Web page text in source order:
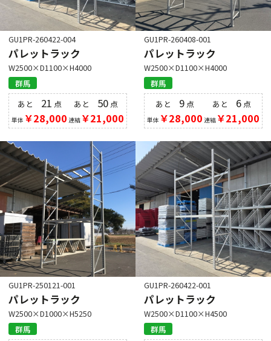
GU1PR-260422-004
パレットラック
W2500×D1100×H4000
群馬
あと 21 点
単体 ￥28,000
あと 50 点
連結￥21,000
GU1PR-260408-001
パレットラック
W2500×D1100×H4000
群馬
あと 9 点
単体 ￥28,000
あと 6点
連結￥21,000
GU1PR-250121-001
パレットラック
W2500×D1000×H5250
群馬
GU1PR-260422-001
パレットラック
W2500×D1100×H4500
群馬